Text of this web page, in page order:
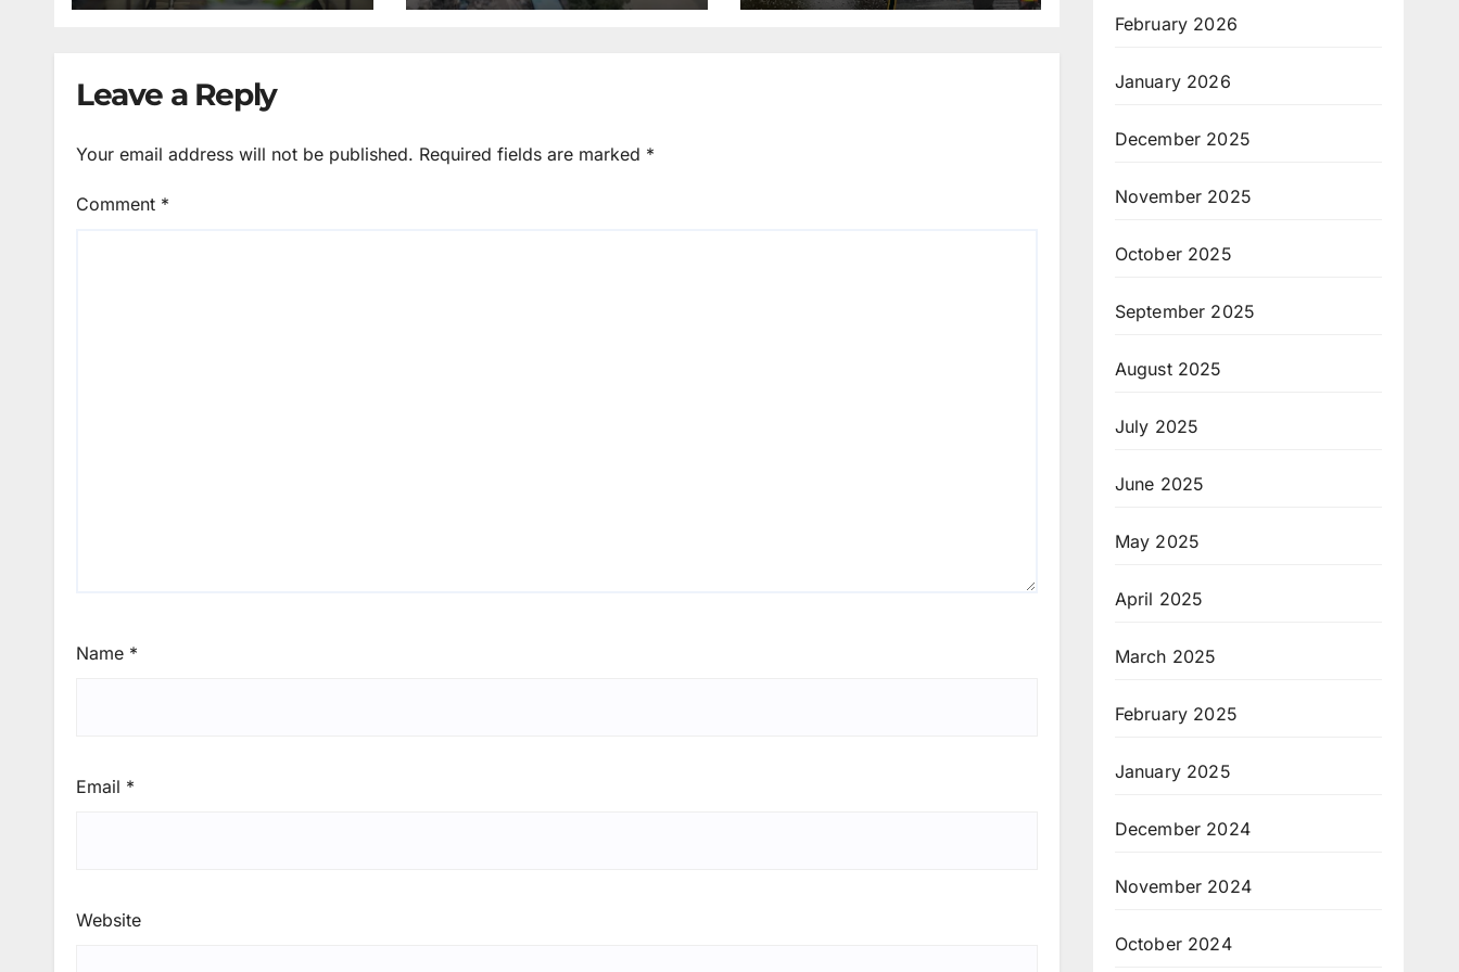
सफर।
Leave a Reply
Your email address will not be published. Required fields are marked *
Comment *
Name *
Email *
Website
February 2026
January 2026
December 2025
November 2025
October 2025
September 2025
August 2025
July 2025
June 2025
May 2025
April 2025
March 2025
February 2025
January 2025
December 2024
November 2024
October 2024